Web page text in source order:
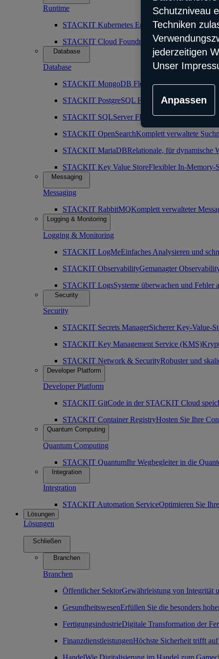
Runtime
STACKIT Kubernetes Engine (SKE)Robuster,
STACKIT Cloud Foundry
Vorkonfiguration der
Database
Database
STACKIT MongoDB Flex
Komplettverwaltete
STACKIT PostgreSQL Flex
Komplett verwaltete
STACKIT SQLServer Flex
Maximal
STACKIT OpenSearchKomplett verwaltete
STACKIT MariaDBRelationale, für dynamische
STACKIT Key Value StoreFlexibler In-Memory-
Messaging
Messaging
STACKIT RabbitMQKomplett verwalteter
Logging & Monitoring
Logging & Monitoring
STACKIT LogMeEinfaches Analysieren und
STACKIT ObservabilityGemanagter
STACKIT LogsSysteme überwachen und Fehler
Security
Security
STACKIT Secrets ManagerSicherer Key-Value-
STACKIT Key Management Service (KMS)
STACKIT Network & SecurityRobuster und
Developer Platform
Developer Platform
STACKIT GitCode in der STACKIT Cloud
STACKIT Container RegistryHosten Sie Ihre
Quantum Computing
Quantum Computing
STACKIT QuantumIhr Wegbegleiter in die
Integration
Integration
STACKIT Automation ServiceOptimieren Sie
Lösungen
Lösungen
Schließen
Branchen
Branchen
Öffentlicher SektorGewährleistung von Integrität
GesundheitswesenErfüllen Sie die besonders
FertigungsindustrieDigitale Transformation der
FinanzdienstleistungenHöchste Sicherheit trifft
HandelWie Digitalisierung im Handel zum
Schutzniveau
Techniken
jederzeitigen
Unser
Anpassen